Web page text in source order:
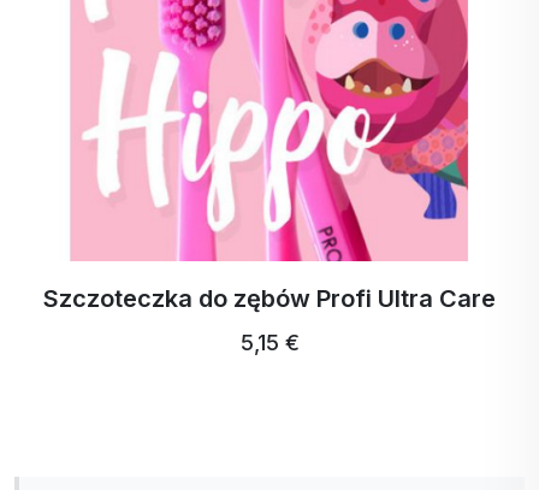
Szczoteczka do zębów Profi Ultra Care
5,15 €